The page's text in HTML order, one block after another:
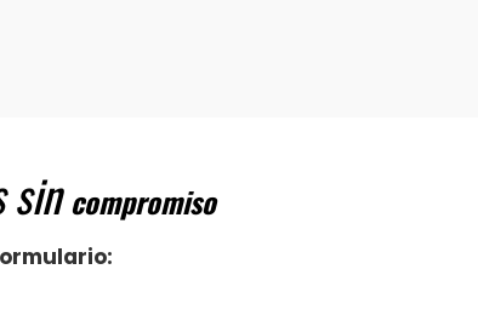
sincompromiso